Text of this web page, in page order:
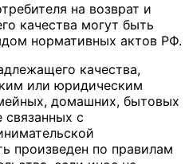
на возврат и
качества могут быть
нормативных актов РФ.
качества,
или юридическим
домашних, бытовых
с
произведен по правилам